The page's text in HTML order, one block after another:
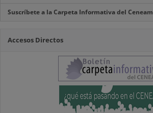
Suscríbete a la Carpeta Informativa del Ceneam
Accesos Directos